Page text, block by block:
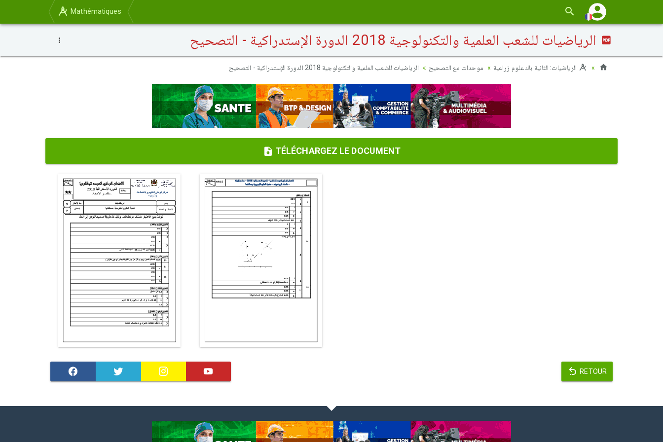
Mathématiques
الرياضيات للشعب العلمية والتكنولوجية 2018 الدورة الإستدراكية - التصحيح
الرياضيات: الثانية باك علوم زراعية موحدات مع التصحيح الرياضيات للشعب العلمية والتكنولوجية 2018 الدورة الإستدراكية - التصحيح
TÉLÉCHARGEZ LE DOCUMENT
RETOUR